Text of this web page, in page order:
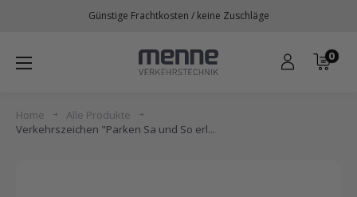
Inhalt
Günstige Frachtkosten / keine Zuschläge
Menne
0
Home
Alle Produkte
Verkehrszeichen "Parken Sa und So erl...